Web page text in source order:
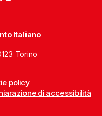
Italiano
Torino
policy
di accessibilità